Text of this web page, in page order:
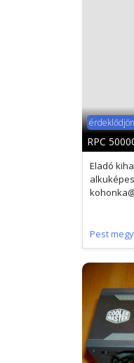
érdeklődjön
RPC
Eladó
Pest